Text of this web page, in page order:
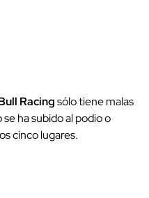
Racingsólo tiene malas
ha subido al podio o
cinco lugares.